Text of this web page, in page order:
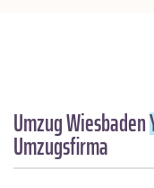
Umzug Wiesbaden
Umzugsfirma